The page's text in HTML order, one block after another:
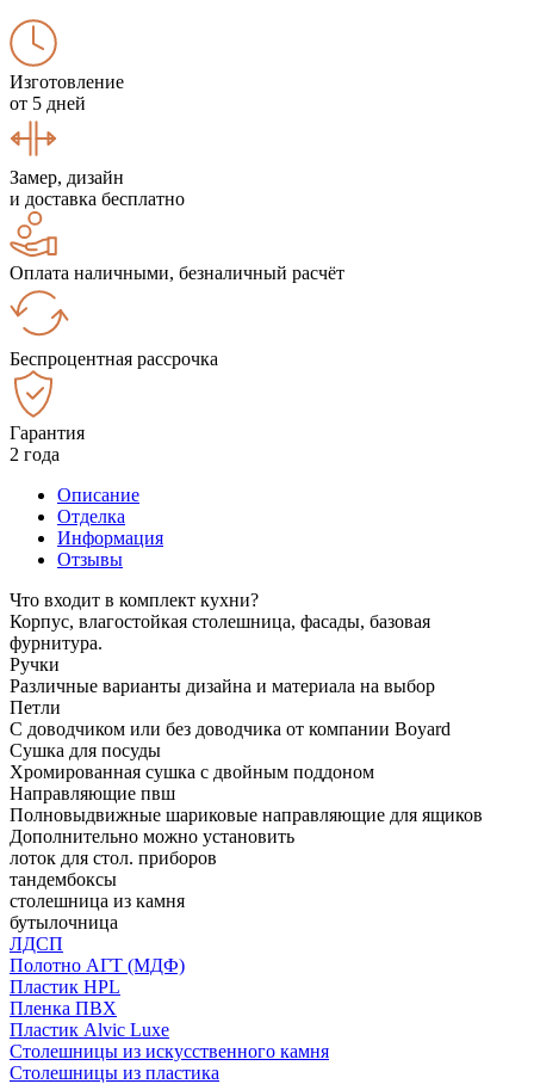
Изготовление
от 5 дней
Замер, дизайн
и доставка бесплатно
Оплата наличными, безналичный расчёт
Беспроцентная рассрочка
Гарантия
2 года
Описание
Отделка
Информация
Отзывы
Что входит в комплект кухни?
Корпус, влагостойкая столешница, фасады, базовая
фурнитура.
Ручки
Различные варианты дизайна и материала на выбор
Петли
С доводчиком или без доводчика от компании Boyard
Сушка для посуды
Хромированная сушка с двойным поддоном
Направляющие пвш
Полновыдвижные шариковые направляющие для ящиков
Дополнительно можно установить
лоток для стол. приборов
тандембоксы
столешница из камня
бутылочница
ЛДСП
Полотно АГТ (МДФ)
Пластик HPL
Пленка ПВХ
Пластик Alvic Luxe
Столешницы из искусственного камня
Столешницы из пластика